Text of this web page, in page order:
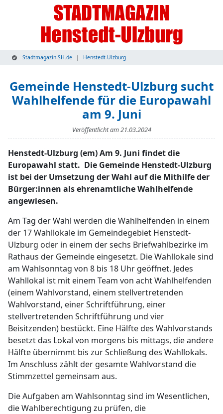
Stadtmagazin-SH.de Henstedt-Ulzburg
Gemeinde Henstedt-Ulzburg sucht
Wahlhelfende für die Europawahl
am 9. Juni
Veröffentlicht am21.03.2024
Henstedt-Ulzburg (em) Am 9. Juni findet die
Europawahl statt. Die Gemeinde Henstedt-Ulzburg
ist bei der Umsetzung der Wahl auf die Mithilfe der
Bürger:innen als ehrenamtliche Wahlhelfende
angewiesen.
Am Tag der Wahl werden die Wahlhelfenden in einem
der 17 Wahllokale im Gemeindegebiet Henstedt-
Ulzburg oder in einem der sechs Briefwahlbezirke im
Rathaus der Gemeinde eingesetzt. Die Wahllokale sind
am Wahlsonntag von 8 bis 18 Uhr geöffnet. Jedes
Wahllokal ist mit einem Team von acht Wahlhelfenden
(einem Wahlvorstand, einem stellvertretenden
Wahlvorstand, einer Schriftführung, einer
stellvertretenden Schriftführung und vier
Beisitzenden) bestückt. Eine Hälfte des Wahlvorstands
besetzt das Lokal von morgens bis mittags, die andere
Hälfte übernimmt bis zur Schließung des Wahllokals.
Im Anschluss zählt der gesamte Wahlvorstand die
Stimmzettel gemeinsam aus.
Die Aufgaben am Wahlsonntag sind im Wesentlichen,
die Wahlberechtigung zu prüfen, die